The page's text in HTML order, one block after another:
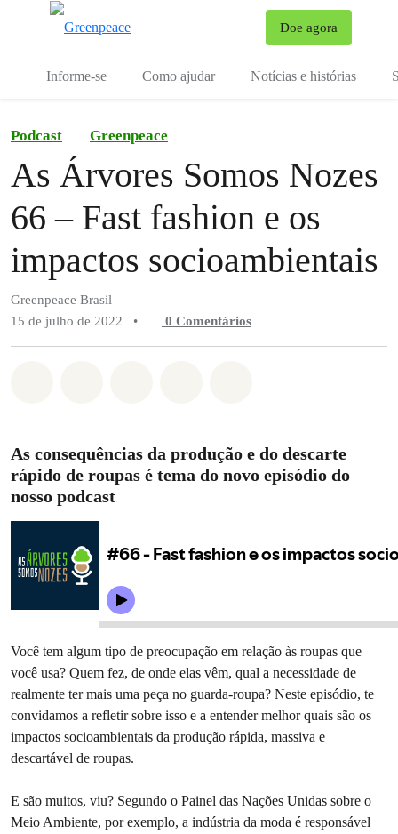
Doe agora
Informe-se Como ajudar Notícias e histórias
Podcast Greenpeace
As Árvores Somos Nozes
66 – Fast fashion e os
impactos socioambientais
Greenpeace Brasil
15 de julho de 2022
• 0 Comentários
As consequências da produção e do descarte
rápido de roupas é tema do novo episódio do
nosso podcast
Você tem algum tipo de preocupação em relação às roupas que
você usa? Quem fez, de onde elas vêm, qual a necessidade de
realmente ter mais uma peça no guarda-roupa? Neste episódio, te
convidamos a refletir sobre isso e a entender melhor quais são os
impactos socioambientais da produção rápida, massiva e
descartável de roupas.
E são muitos, viu? Segundo o Painel das Nações Unidas sobre o
Meio Ambiente, por exemplo, a indústria da moda é responsável